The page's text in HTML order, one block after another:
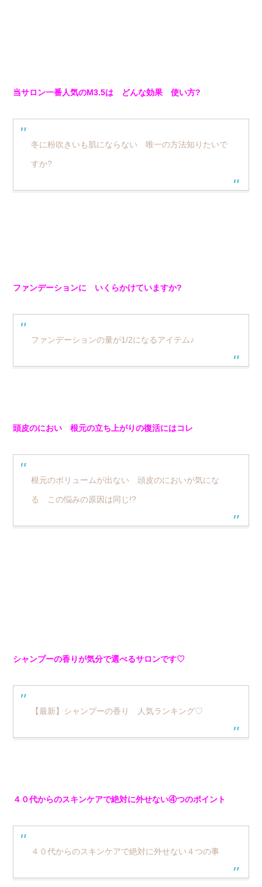
当サロン一番人気のМ3.5は どんな効果 使い方?
冬に粉吹きいも肌にならない 唯一の方法知りたいで
すか?
ファンデーションに いくらかけていますか?
ファンデーションの量が1/2になるアイテム♪
頭皮のにおい 根元の立ち上がりの復活にはコレ
根元のボリュームが出ない 頭皮のにおいが気にな
る この悩みの原因は同じ!?
シャンプーの香りが気分で選べるサロンです♡
【最新】シャンプーの香り 人気ランキング♡
４０代からのスキンケアで絶対に外せない④つのポイント
４０代からのスキンケアで絶対に外せない４つの事